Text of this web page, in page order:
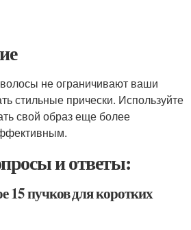
не ограничивают ваши
стильные прически. Используйте
свой образ еще более
и ответы:
15 пучков для коротких